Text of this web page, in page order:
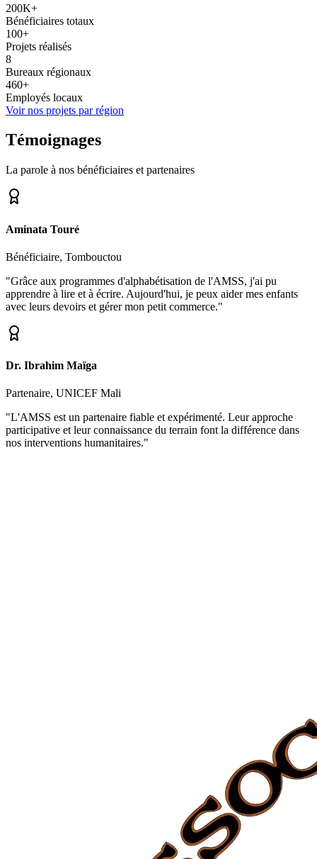
200K+
Bénéficiaires totaux
100+
Projets réalisés
8
Bureaux régionaux
460+
Employés locaux
Voir nos projets par région
Témoignages
La parole à nos bénéficiaires et partenaires
Aminata Touré
Bénéficiaire, Tombouctou
"Grâce aux programmes d'alphabétisation de l'AMSS, j'ai pu
apprendre à lire et à écrire. Aujourd'hui, je peux aider mes enfants
avec leurs devoirs et gérer mon petit commerce."
Dr. Ibrahim Maïga
Partenaire, UNICEF Mali
"L'AMSS est un partenaire fiable et expérimenté. Leur approche
participative et leur connaissance du terrain font la différence dans
nos interventions humanitaires."